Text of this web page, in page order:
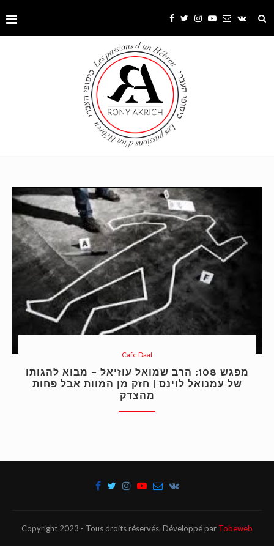
Cafe Daat
מפגש 108: הרב שמואל עוזיאל – מבוא להגותו
של עמנואל לוינס | חזק מן המוות אבל פחות
מהצדק
Copyright 2023 - Tous droits réservés. Développé par Tobeweb